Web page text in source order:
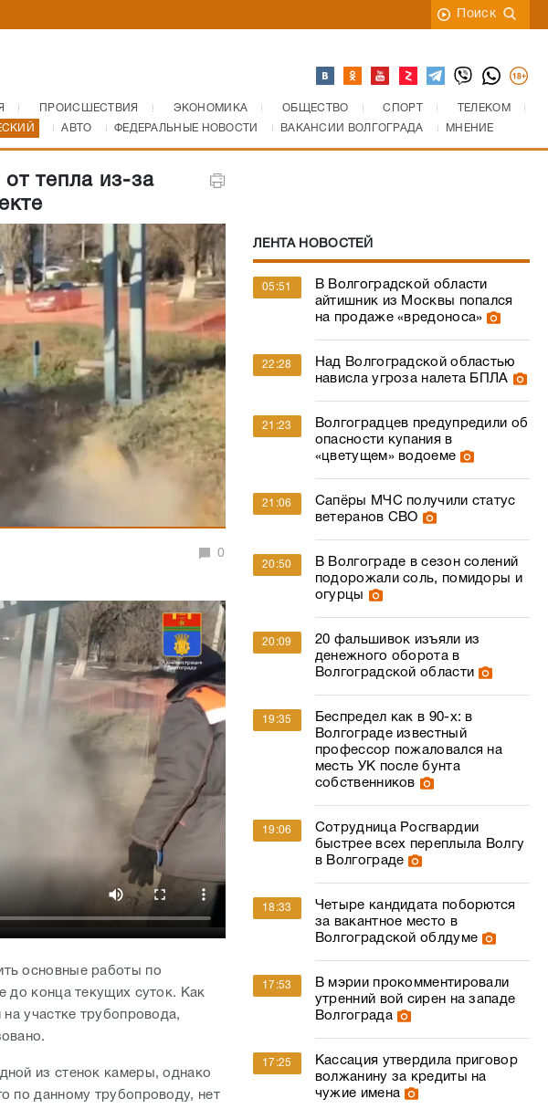
Поиск
ПРОИСШЕСТВИЯ ЭКОНОМИКА ОБЩЕСТВО СПОРТ
ТЕЛЕКОМ
АВТО ФЕДЕРАЛЬНЫЕ НОВОСТИ ВАКАНСИИ ВОЛГОГРАДА МНЕНИЕ
тепла из-за
0
основные работы по
до конца текущих суток. Как
участке трубопровода,
из стенок камеры, однако
по данному трубопроводу, нет
ЛЕНТА НОВОСТЕЙ
05:51
В Волгоградской области
айтишник из Москвы попался
на продаже «вредоноса»
22:28
Над Волгоградской областью
нависла угроза налета БПЛА
21:23
Волгоградцев предупредили об
опасности купания в
«цветущем» водоеме
21:06
Сапёры МЧС получили статус
ветеранов СВО
20:50
В Волгограде в сезон солений
подорожали соль, помидоры и
огурцы
20:09
20 фальшивок изъяли из
денежного оборота в
Волгоградской области
19:35
Беспредел как в 90-х: в
Волгограде известный
профессор пожаловался на
месть УК после бунта
собственников
19:06
Сотрудница Росгвардии
быстрее всех переплыла Волгу
в Волгограде
18:33
Четыре кандидата поборются
за вакантное место в
Волгоградской облдуме
17:53
В мэрии прокомментировали
утренний вой сирен на западе
Волгограда
17:25
Кассация утвердила приговор
волжанину за кредиты на
чужие имена